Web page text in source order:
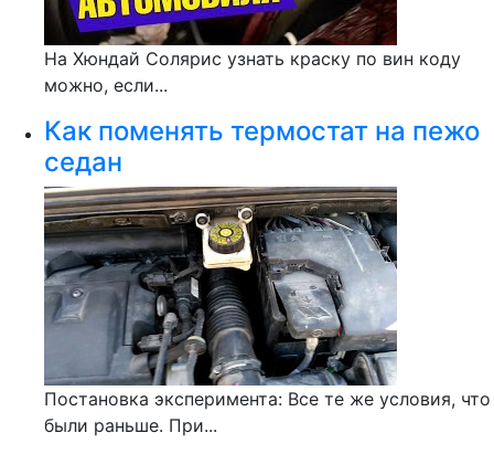
На Хюндай Солярис узнать краску по вин коду
можно, если...
Как поменять термостат на пежо
седан
Постановка эксперимента: Все те же условия, что
были раньше. При...